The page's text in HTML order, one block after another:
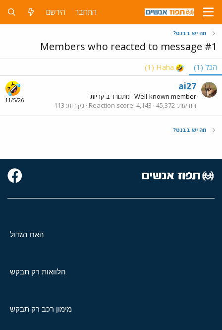
התחבר הירשם
מה יש בבנט?
Members who reacted to message #1
הכל (1)
Haha
(1)
11/5/26
ai27
Well-known member
· מתגורר ב-קריות
הודעות 45,372
Reaction score 4,143 נקודות 113
מה יש בבנט?
האח הגדול
הלוואות רק תבקש
מימון רכב רק תבקש